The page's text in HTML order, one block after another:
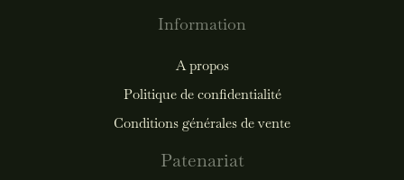
Information
A propos
Politique de confidentialité
Conditions générales de vente
Patenariat